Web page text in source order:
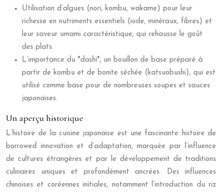
Utilisation d’algues (nori, kombu, wakame) pour leur
richesse en nutriments essentiels (iode, minéraux, fibres) et
leur saveur umami caractéristique, qui rehausse le goût
des plats.
L’importance du *dashi*, un bouillon de base préparé à
partir de kombu et de bonite séchée (katsuobushi), qui est
utilisé comme base pour de nombreuses soupes et sauces
japonaises.
Un aperçu historique
L’histoire de la cuisine japonaise est une fascinante histoire de
borrowed innovation et d’adaptation, marquée par l’influence
de cultures étrangères et par le développement de traditions
culinaires uniques et profondément ancrées. Des influences
chinoises et coréennes initiales, notamment l’introduction du riz